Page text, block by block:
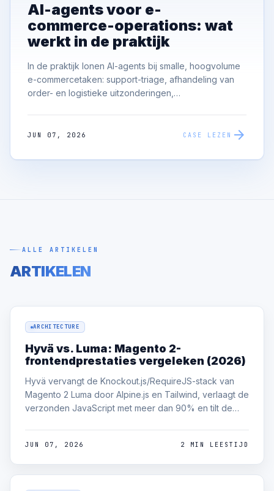
AI-agents voor e-
commerce-operations: wat
werkt in de praktijk
In de praktijk lonen AI-agents bij smalle, hoogvolume
e-commercetaken: support-triage, afhandeling van
order- en logistieke uitzonderingen,
gedefinieerde tools en een menselijk escalatiepad —
JUN 07, 2026 CASE LEZEN arrow_forward
ALLE ARTIKELEN
ARTIKELEN
ARCHITECTURE
Hyvä vs. Luma: Magento 2-
frontendprestaties vergeleken (2026)
Hyvä vervangt de Knockout.js/RequireJS-stack van
Magento 2 Luma door Alpine.js en Tailwind, verlaagt de
verzonden JavaScript met meer dan 90% en tilt de
afhankelijkheden de migratie blokkeren.
JUN 07, 2026 2 MIN LEESTIJD